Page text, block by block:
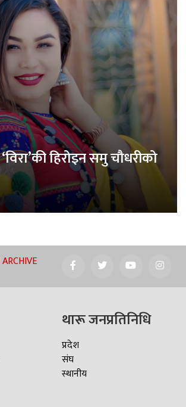
हिरोइन समु चौधरीको
थारू जनप्रतिनिधि
प्रदेश
संघ
स्थानीय